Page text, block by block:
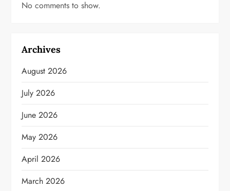
No comments to show.
Archives
August 2026
July 2026
June 2026
May 2026
April 2026
March 2026